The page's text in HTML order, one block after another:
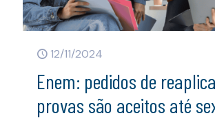
12/11/2024
Enem: pedidos de
provas são aceitos até